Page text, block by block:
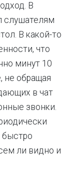
В
слушателям
В какой-то
что
минут 10
не обращая
в чат
звонки.
быстро
ли видно и